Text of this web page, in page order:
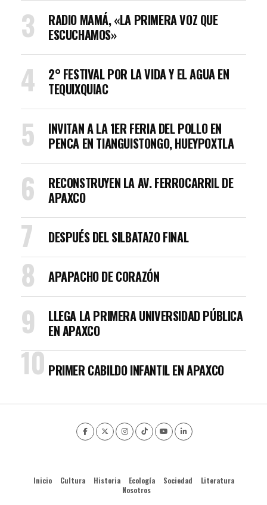
RADIO MAMÁ, «LA PRIMERA VOZ QUE
ESCUCHAMOS»
2° FESTIVAL POR LA VIDA Y EL AGUA EN
TEQUIXQUIAC
INVITAN A LA 1ER FERIA DEL POLLO EN
PENCA EN TIANGUISTONGO, HUEYPOXTLA
RECONSTRUYEN LA AV. FERROCARRIL DE
APAXCO
DESPUÉS DEL SILBATAZO FINAL
APAPACHO DE CORAZÓN
LLEGA LA PRIMERA UNIVERSIDAD PÚBLICA
EN APAXCO
PRIMER CABILDO INFANTIL EN APAXCO
Inicio Cultura Historia Ecología Sociedad
Literatura
Nosotros